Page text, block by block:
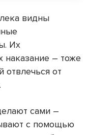
видны
Их
наказание – тоже
отвлечься от
сами –
с помощью